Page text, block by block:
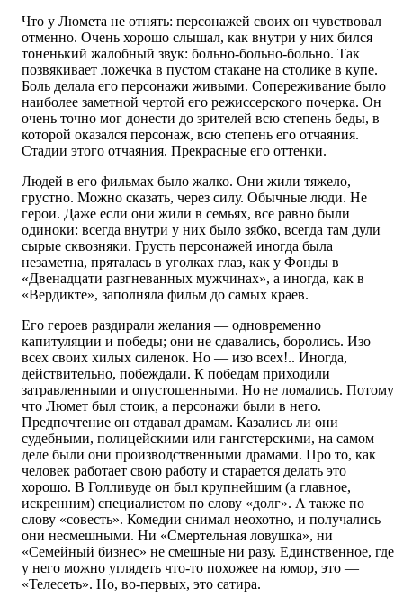
Что у Люмета не отнять: персонажей своих он чувствовал
отменно. Очень хорошо слышал, как внутри у них бился
тоненький жалобный звук: больно-больно-больно. Так
позвякивает ложечка в пустом стакане на столике в купе.
Боль делала его персонажи живыми. Сопереживание было
наиболее заметной чертой его режиссерского почерка. Он
очень точно мог донести до зрителей всю степень беды, в
которой оказался персонаж, всю степень его отчаяния.
Стадии этого отчаяния. Прекрасные его оттенки.
Людей в его фильмах было жалко. Они жили тяжело,
грустно. Можно сказать, через силу. Обычные люди. Не
герои. Даже если они жили в семьях, все равно были
одиноки: всегда внутри у них было зябко, всегда там дули
сырые сквозняки. Грусть персонажей иногда была
незаметна, пряталась в уголках глаз, как у Фонды в
«Двенадцати разгневанных мужчинах», а иногда, как в
«Вердикте», заполняла фильм до самых краев.
Его героев раздирали желания — одновременно
капитуляции и победы; они не сдавались, боролись. Изо
всех своих хилых силенок. Но — изо всех!.. Иногда,
действительно, побеждали. К победам приходили
затравленными и опустошенными. Но не ломались. Потому
что Люмет был стоик, а персонажи были в него.
Предпочтение он отдавал драмам. Казались ли они
судебными, полицейскими или гангстерскими, на самом
деле были они производственными драмами. Про то, как
человек работает свою работу и старается делать это
хорошо. В Голливуде он был крупнейшим (а главное,
искренним) специалистом по слову «долг». А также по
слову «совесть». Комедии снимал неохотно, и получались
они несмешными. Ни «Смертельная ловушка», ни
«Семейный бизнес» не смешные ни разу. Единственное, где
у него можно углядеть что-то похожее на юмор, это —
«Телесеть». Но, во-первых, это сатира.